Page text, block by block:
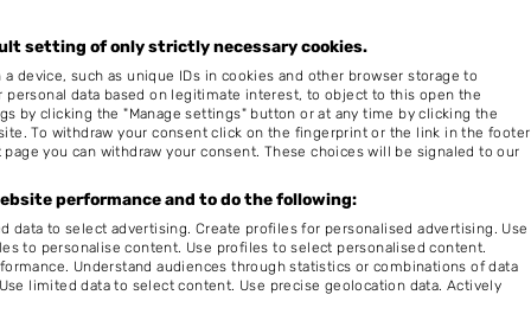
afstand
43
setting of only strictly necessary cookies.
device, such as unique IDs in cookies and other browser storage to
personal data based on legitimate interest, to object to this open the
by clicking the "Manage settings" button or at any time by clicking the
To withdraw your consent click on the fingerprint or the link in the footer
you can withdraw your consent. These choices will be signaled to our
performance and to do the following:
data to select advertising. Create profiles for personalised advertising. Use
to personalise content. Use profiles to select personalised content.
Understand audiences through statistics or combinations of data
limited data to select content. Use precise geolocation data. Actively